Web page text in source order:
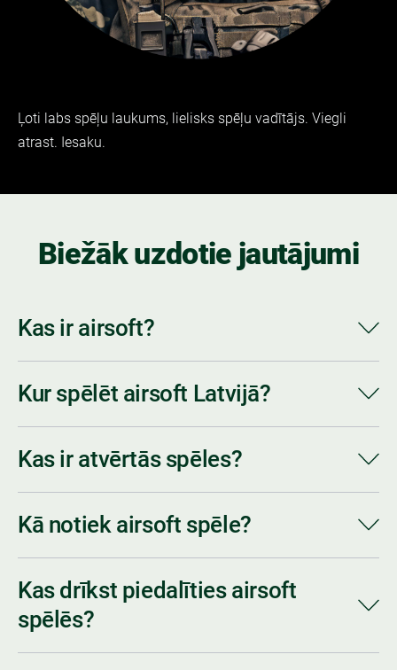
Ļoti labs spēļu laukums, lielisks spēļu vadītājs. Viegli
atrast. Iesaku.
Biežāk uzdotie jautājumi
Kas ir airsoft?
Kur spēlēt airsoft Latvijā?
Kas ir atvērtās spēles?
Kā notiek airsoft spēle?
Kas drīkst piedalīties airsoft
spēlēs?